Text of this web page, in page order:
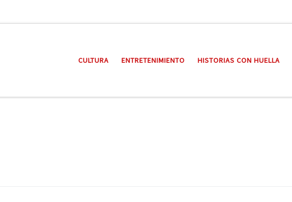
CULTURA ENTRETENIMIENTO HISTORIAS CON HUELLA